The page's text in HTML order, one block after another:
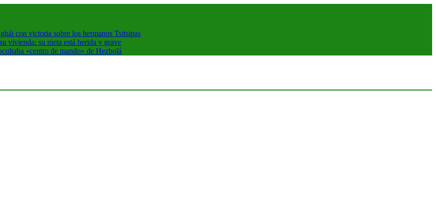
con victoria sobre los hermanos Tsitsipas
vivienda: su nieta está herida y grave
«centro de mando» de Hezbolá